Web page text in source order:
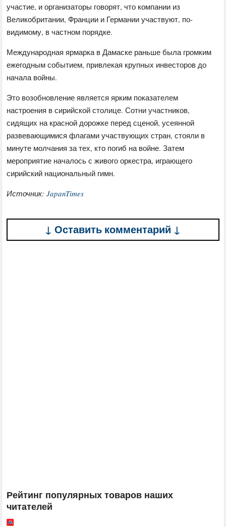
участие, и организаторы говорят, что компании из
Великобритании, Франции и Германии участвуют, по-
видимому, в частном порядке.
Международная ярмарка в Дамаске раньше была громким
ежегодным событием, привлекая крупных инвесторов до
начала войны.
Это возобновление является ярким показателем
настроения в сирийской столице. Сотни участников,
сидящих на красной дорожке перед сценой, усеянной
развевающимися флагами участвующих стран, стояли в
минуте молчания за тех, кто погиб на войне. Затем
мероприятие началось с живого оркестра, играющего
сирийский национальный гимн.
Источник:JapanTimes
↓ Оставить комментарий ↓
Рейтинг популярных товаров наших
читателей